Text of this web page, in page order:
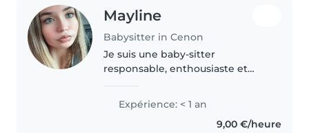
Mayline
Babysitter in Cenon
Je suis une baby-sitter
responsable, enthousiaste et
de première au lycée j'ai donc
des horaires un peut varié
Expérience: < 1 an
9,00 €/heure